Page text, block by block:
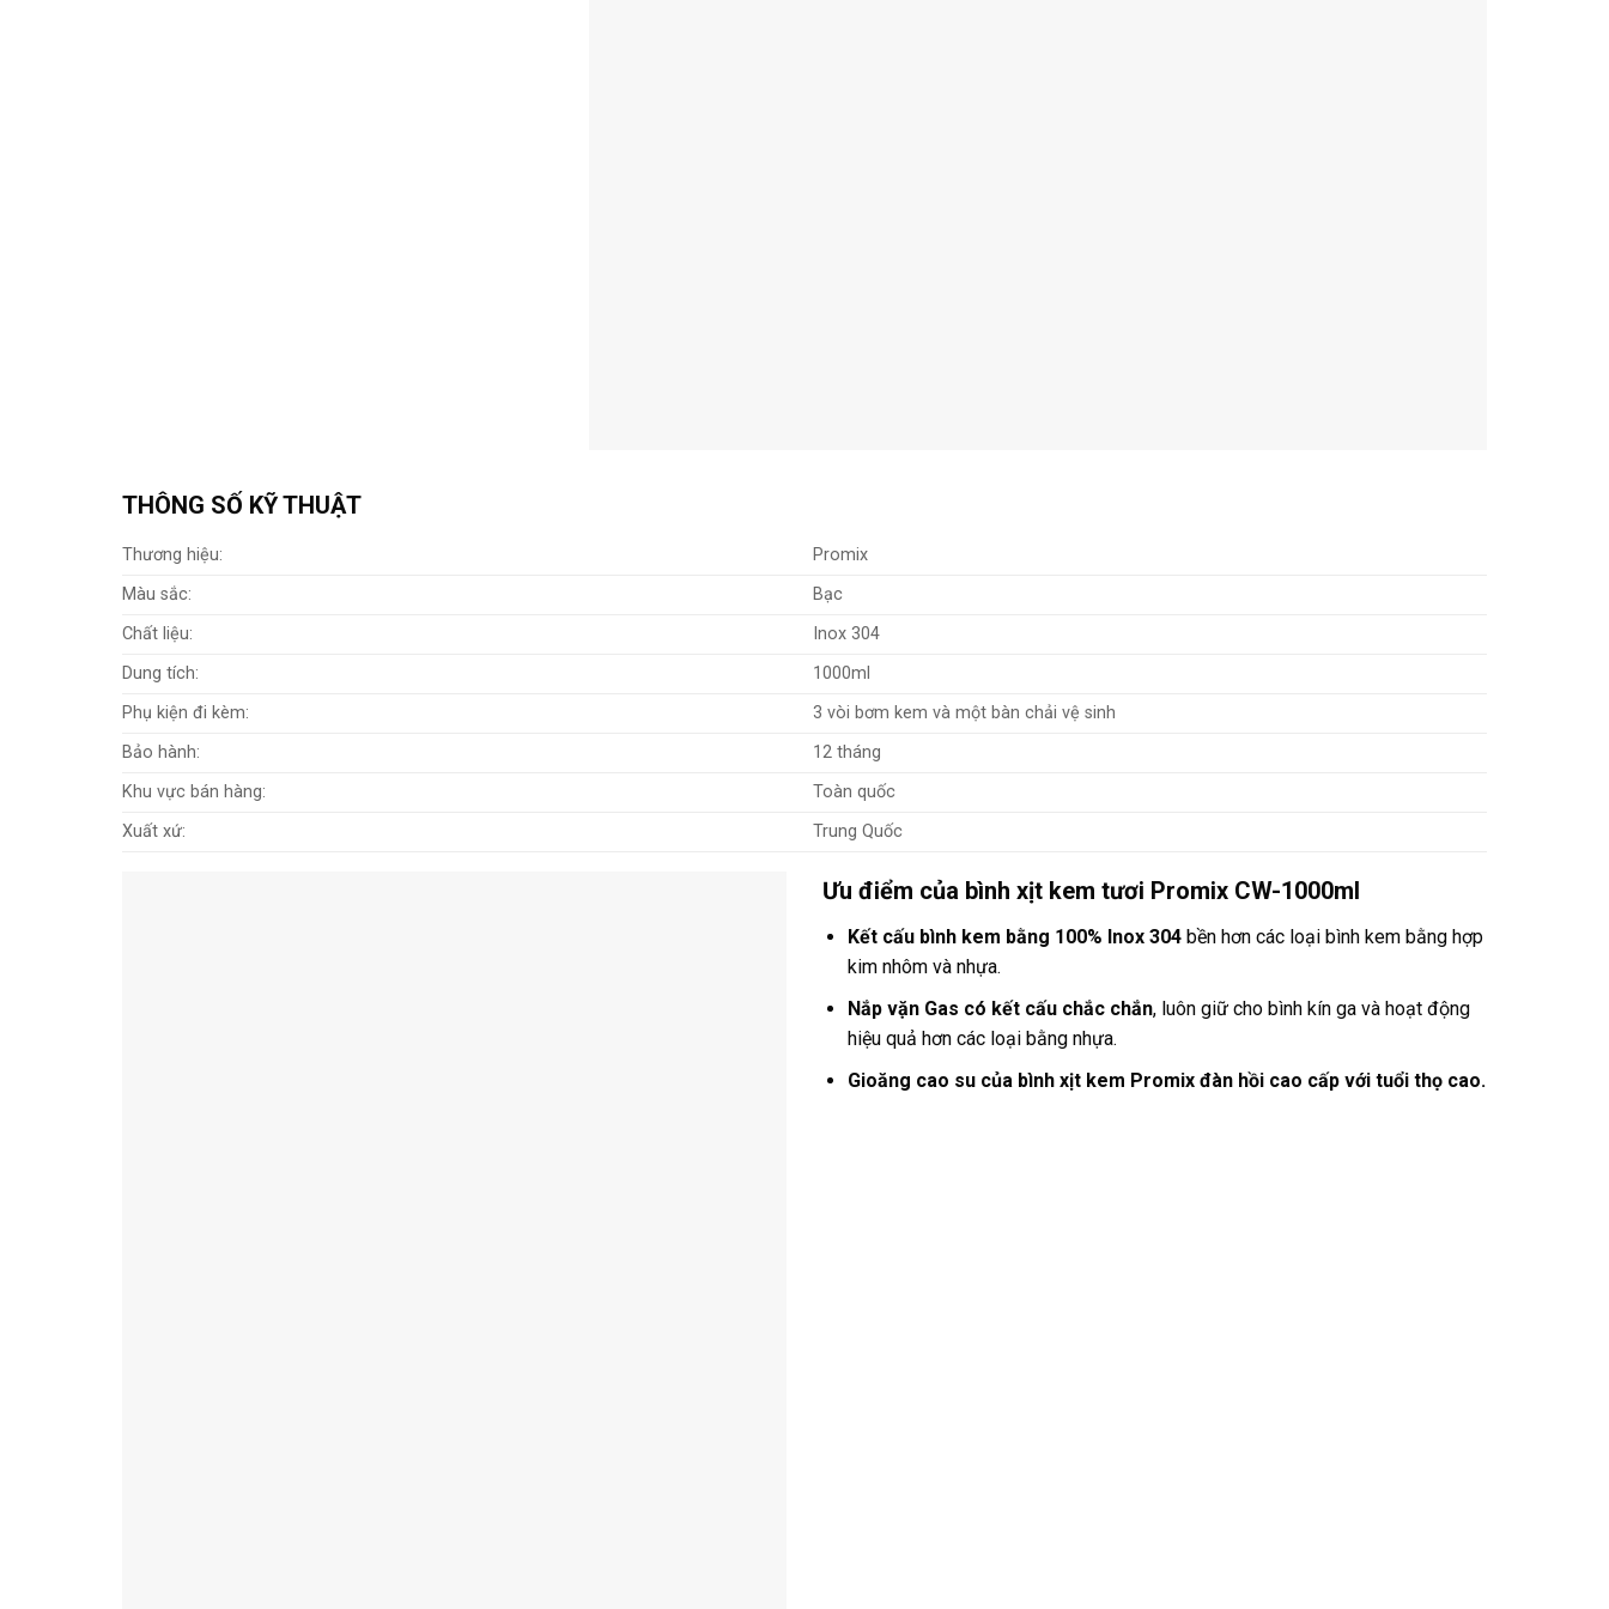
THÔNG SỐ KỸ THUẬT
Thương hiệu:
Promix
Màu sắc:
Bạc
Chất liệu:
Inox 304
Dung tích:
1000ml
Phụ kiện đi kèm:
3 vòi bơm kem và một bàn chải vệ sinh
Bảo hành:
12 tháng
Khu vực bán hàng:
Toàn quốc
Xuất xứ:
Trung Quốc
Ưu điểm của bình xịt kem tươi Promix CW-1000ml
Kết cấu bình kem bằng 100% Inox 304bền hơn các loại bình kem bằng hợp
kim nhôm và nhựa.
Nắp vặn Gas có kết cấu chắc chắn, luôn giữ cho bình kín ga và hoạt động
hiệu quả hơn các loại bằng nhựa.
Gioăng cao su của bình xịt kem Promix đàn hồi cao cấp với tuổi thọ cao.